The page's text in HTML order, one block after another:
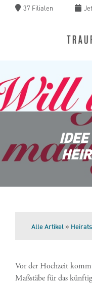
37 Filialen
Alle Artikel »
Vor der Hochzeit
Maßstäbe für das